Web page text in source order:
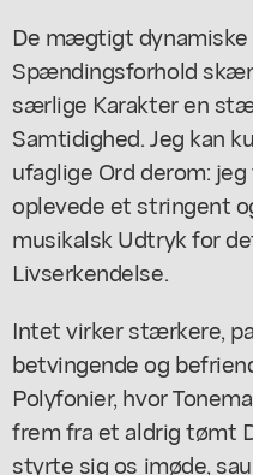
De mægtigt
Spændingsforhold
særlige Karakter en
Samtidighed. Jeg kan
ufaglige Ord derom:
oplevede et stringent
musikalsk Udtryk for
Livserkendelse.
Intet virker stærkere,
betvingende og
Polyfonier, hvor
frem fra et aldrig tømt
styrte sig os imøde,